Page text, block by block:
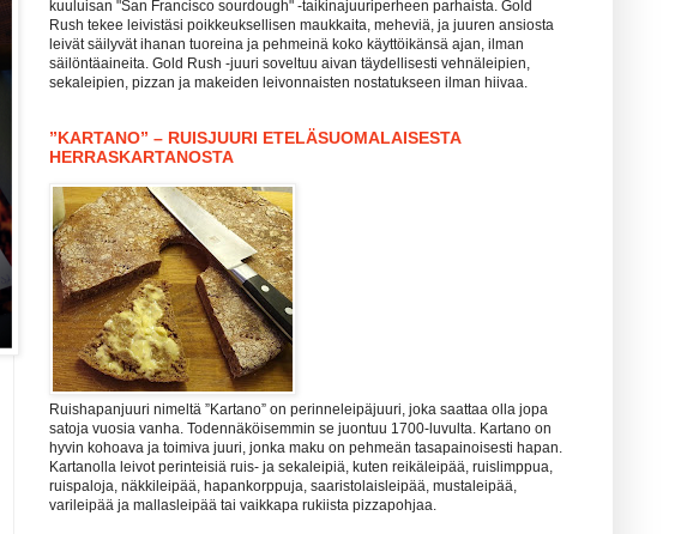
kuuluisan "San Francisco sourdough" -taikinajuuriperheen parhaista. Gold
Rush tekee leivistäsi poikkeuksellisen maukkaita, meheviä, ja juuren ansiosta
leivät säilyvät ihanan tuoreina ja pehmeinä koko käyttöikänsä ajan, ilman
säilöntäaineita. Gold Rush -juuri soveltuu aivan täydellisesti vehnäleipien,
sekaleipien, pizzan ja makeiden leivonnaisten nostatukseen ilman hiivaa.
”KARTANO” – RUISJUURI ETELÄSUOMALAISESTA
HERRASKARTANOSTA
Ruishapanjuuri nimeltä ”Kartano” on perinneleipäjuuri, joka saattaa olla jopa
satoja vuosia vanha. Todennäköisemmin se juontuu 1700-luvulta. Kartano on
hyvin kohoava ja toimiva juuri, jonka maku on pehmeän tasapainoisesti hapan.
Kartanolla leivot perinteisiä ruis- ja sekaleipiä, kuten reikäleipää, ruislimppua,
ruispaloja, näkkileipää, hapankorppuja, saaristolaisleipää, mustaleipää,
varileipää ja mallasleipää tai vaikkapa rukiista pizzapohjaa.